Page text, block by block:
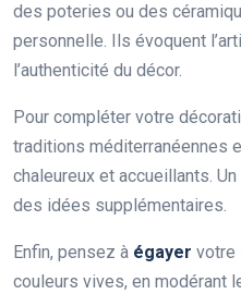
des poteries ou des
personnelle. Ils évoquent
l’authenticité du décor.
Pour compléter votre
traditions méditerranéennes
chaleureux et accueillants. Un
des idées supplémentaires.
Enfin, pensez à égayer votre
couleurs vives, en modérant